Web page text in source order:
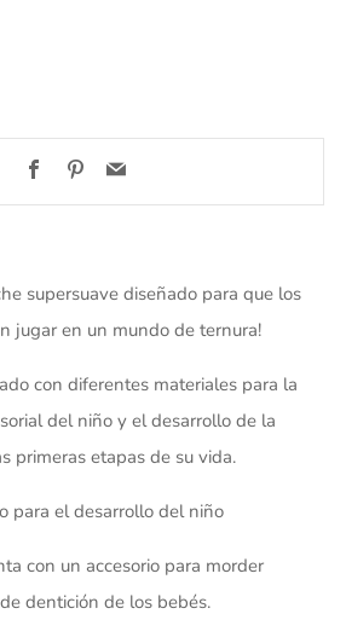
FacebookPinterest
Email
supersuave diseñado para que los
jugar en un mundo de ternura!
con diferentes materiales para la
del niño y el desarrollo de la
primeras etapas de su vida.
para el desarrollo del niño
con un accesorio para morder
dentición de los bebés.